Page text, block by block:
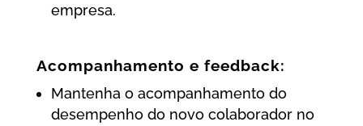
empresa.
Acompanhamento e feedback:
Mantenha o acompanhamento do
desempenho do novo colaborador no